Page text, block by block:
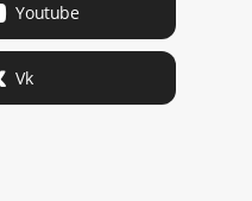
Youtube
Vk